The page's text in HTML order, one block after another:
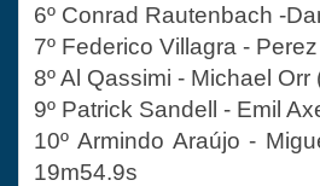
6º Conrad Rautenbach -
7º Federico Villagra -
8º Al Qassimi - Michael
9º Patrick Sandell - Emil
10º Armindo Araújo -
19m54.9s